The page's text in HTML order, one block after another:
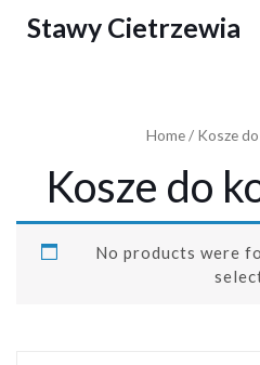
Stawy Cietrzewia
Home/ Kosze
Kosze do
No products were